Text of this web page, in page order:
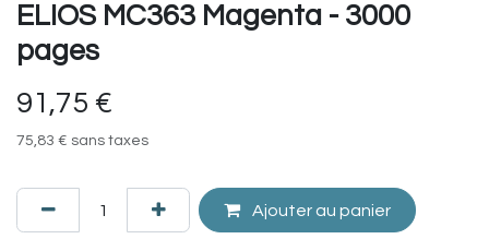
ELIOS MC363 Magenta - 3000
pages
91,75 €
75,83 € sans taxes
Ajouter au panier